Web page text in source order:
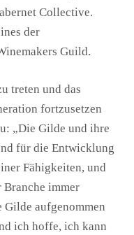
Collective.
der
Guild.
treten und das
fortzusetzen
„Die Gilde und ihre
für die Entwicklung
Fähigkeiten, und
Branche immer
aufgenommen
ich hoffe, ich kann